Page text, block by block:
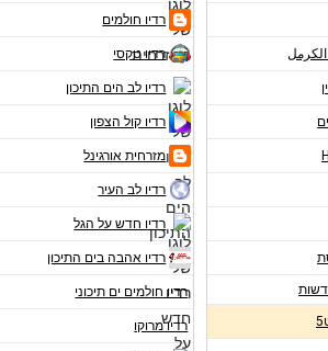
רדיו חולמים
רדיו טקסי
רדיו לב הים התיכון
רדיו קול הצפון
מזרחית אורגינל
רדיו לב העיר
רדיו חדש על הגל
רדיו אהבה בים התיכון
רדיו חולמים ים תיכוני
רדיו מרוקו